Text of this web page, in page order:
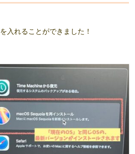
を入れることができました！